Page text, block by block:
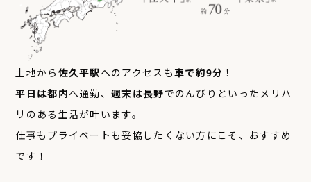
土地から 佐久平駅 へのアクセスも車で約9分 ！
平日は都内へ通勤、週末は長野でのんびりといったメリハ
リのある生活が叶います。
仕事もプライベートも妥協したくない方にこそ、おすすめ
です！